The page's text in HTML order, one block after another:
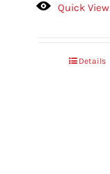
Quick View
Details